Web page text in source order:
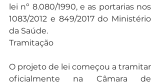
lei nº 8.080/1990, e as portarias nos
1083/2012 e 849/2017 do Ministério
da Saúde.
Tramitação
O projeto de lei começou a tramitar
oficialmente na Câmara de